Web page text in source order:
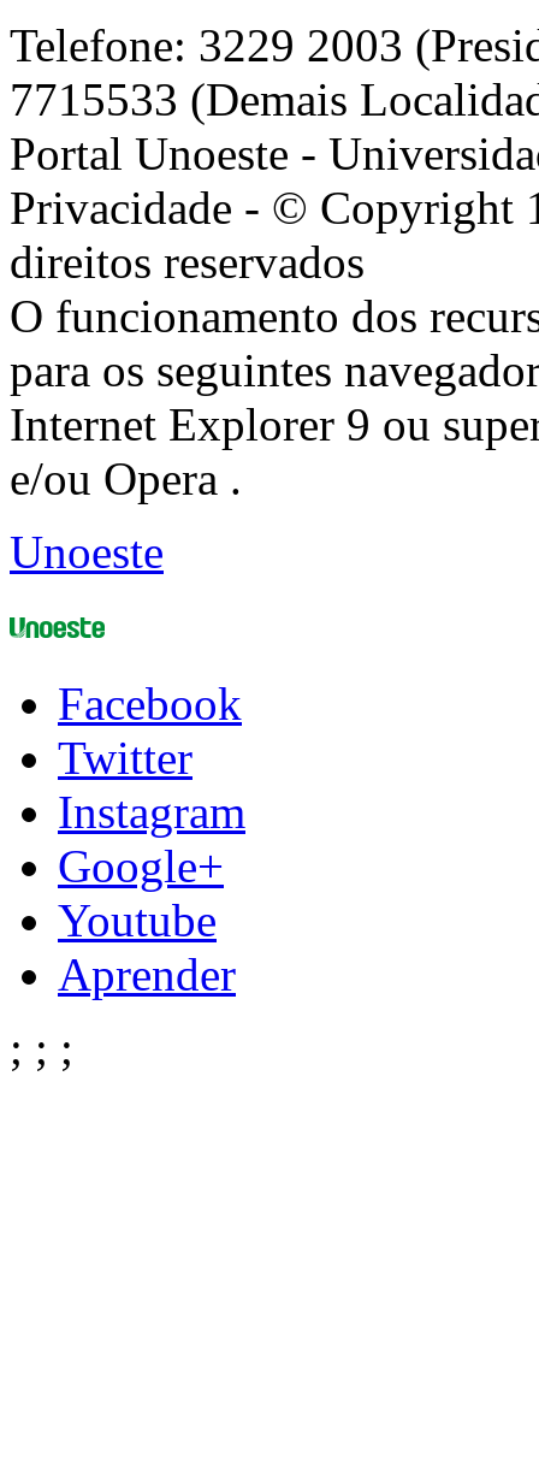
Telefone: 3229 2003
7715533 (Demais
Portal Unoeste -
Privacidade - © Copyright
direitos reservados
O funcionamento dos
para os seguintes
Internet Explorer 9 ou
e/ou Opera .
Unoeste
Facebook
Twitter
Instagram
Google+
Youtube
Aprender
; ; ;